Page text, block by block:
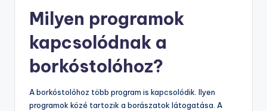
Milyen programok
kapcsolódnak a
borkóstolóhoz?
A borkóstolóhoz több program is kapcsolódik. Ilyen
programok közé tartozik a borászatok látogatása. A